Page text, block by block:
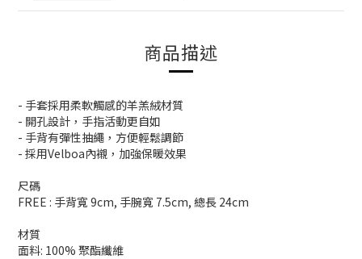
商品描述
- 手套採用柔軟觸感的羊羔絨材質
- 開孔設計，手指活動更自如
- 手背有彈性抽繩，方便輕鬆調節
- 採用Velboa內襯，加強保暖效果
尺碼
FREE : 手背寬 9cm, 手腕寬 7.5cm, 總長 24cm
材質
面料: 100% 聚酯纖維